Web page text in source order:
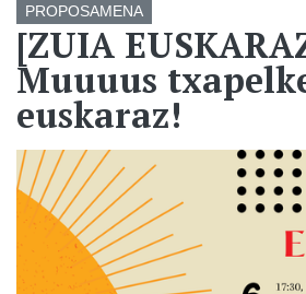
PROPOSAMENA
[ZUIA
Muuuus
euskaraz!